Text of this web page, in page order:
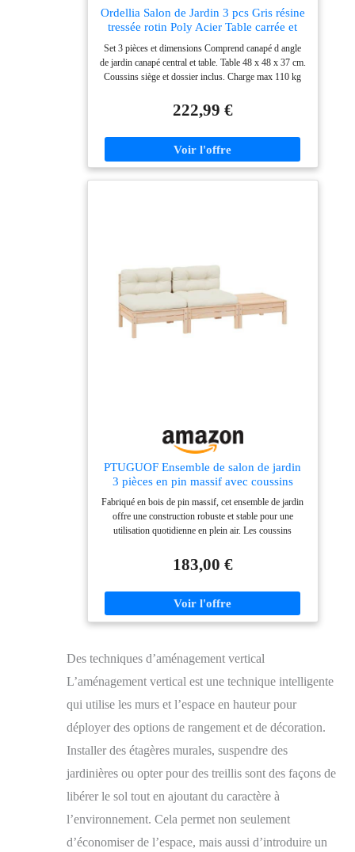
Ordellia Salon de Jardin 3 pcs Gris résine
tressée rotin Poly Acier Table carrée et
canapé d Angle Coussins modulables
pour terrasse Balcon Patio détente
extérieure
Set 3 pièces et dimensions Comprend canapé d angle
de jardin canapé central et table. Table 48 x 48 x 37 cm.
Coussins siège et dossier inclus. Charge max 110 kg
pratique. Résine tressée et entretien facile Revêtement
en résine tressée rotin poly résistant aux intempéries.
conserve un aspect soigné sur la terrasse ou le balcon.
Cadres acier stables Structure en acier pour un
agencement repas Design modulable pour déplacer
facilement chaque pièce et créer différents modèles de
meubles. pour espace détente sur terrasse balcon patio,
avec option de housse pour protéger.
222,99 €
PTUGUOF Ensemble de salon de jardin
3 pièces en pin massif avec coussins
crème, ensemble de meubles modulables
pour terrasse jusqu'à 110 kg par siège
Fabriqué en bois de pin massif, cet ensemble de jardin
offre une construction robuste et stable pour une
utilisation quotidienne en plein air. Les coussins
supplémentaire lors de la détente, du bain de soleil ou
des réunions sociales. Cet ensemble de salon
éléments pour créer votre configuration personnelle de
jardin. Avec une charge maximale de 110 kg par siège,
accueillant qui s'intègre harmonieusement dans
183,00 €
Des techniques d’aménagement vertical
L’aménagement vertical est une technique intelligente
qui utilise les murs et l’espace en hauteur pour
déployer des options de rangement et de décoration.
Installer des étagères murales, suspendre des
jardinières ou opter pour des treillis sont des façons de
libérer le sol tout en ajoutant du caractère à
l’environnement. Cela permet non seulement
d’économiser de l’espace, mais aussi d’introduire un